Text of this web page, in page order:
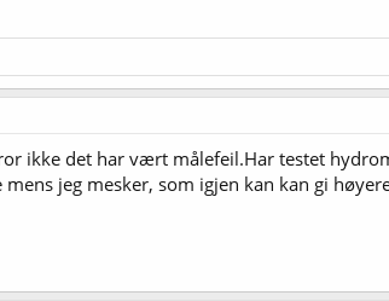
ikke det har vært målefeil.Har testet
jeg mesker, som igjen kan kan gi